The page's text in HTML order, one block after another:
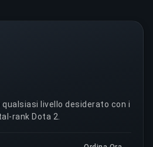
livello desiderato con i
rank Dota 2.